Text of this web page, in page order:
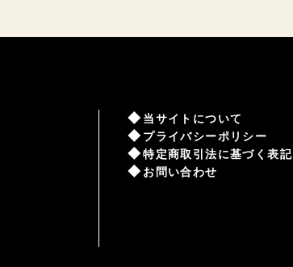
当サイトについて
プライバシーポリシー
特定商取引法に基づく表記
お問い合わせ